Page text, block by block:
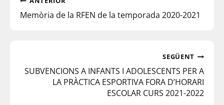
Memòria de la RFEN de la temporada 2020-2021
SEGÜENT
SUBVENCIONS A INFANTS I ADOLESCENTS PER A
LA PRÀCTICA ESPORTIVA FORA D’HORARI
ESCOLAR CURS 2021-2022